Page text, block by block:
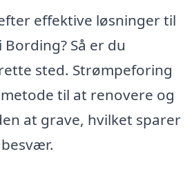
effektive løsninger til
Så er du
sted. Strømpeforing
til at renovere og
at grave, hvilket sparer